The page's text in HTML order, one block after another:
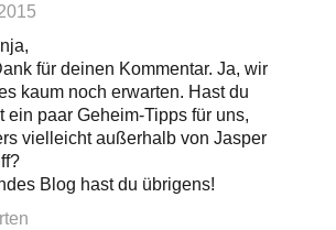
für deinen Kommentar. Ja, wir
kaum noch erwarten. Hast du
ein paar Geheim-Tipps für uns,
vielleicht außerhalb von Jasper
Blog hast du übrigens!